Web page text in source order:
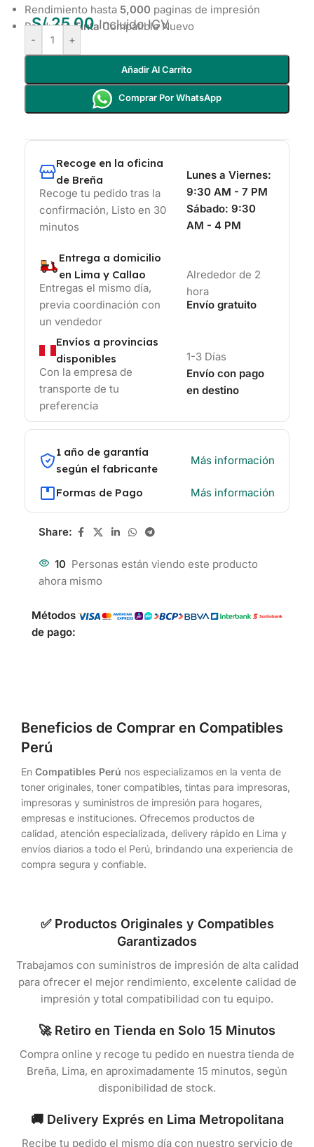
Rendimiento hasta 5,000 paginas de impresión
ProductoTintaCompatible Nuevo
S/25.00 Incluido IGV
- +
Añadir Al Carrito
Comprar Por WhatsApp
Recoge en la oficina
de Breña
Recoge tu pedido tras la
confirmación, Listo en 30
minutos
Lunes a Viernes:
9:30 AM - 7 PM
Sábado: 9:30
AM - 4 PM
Entrega a domicilio
en Lima y Callao
Entregas el mismo día,
previa coordinación con
un vendedor
Alrededor de 2
hora
Envío gratuito
Envíos a provincias
disponibles
Con la empresa de
transporte de tu
preferencia
1-3 Días
Envío con pago
en destino
1 año de garantía
según el fabricante
Más información
Formas de Pago Más información
Share:
10 Personas están viendo este producto
ahora mismo
Métodos
de pago:
Beneficios de Comprar en Compatibles
Perú
En Compatibles Perú nos especializamos en la venta de
toner originales, toner compatibles, tintas para impresoras,
impresoras y suministros de impresión para hogares,
empresas e instituciones. Ofrecemos productos de
calidad, atención especializada, delivery rápido en Lima y
envíos diarios a todo el Perú, brindando una experiencia de
compra segura y confiable.
✅ Productos Originales y Compatibles
Garantizados
Trabajamos con suministros de impresión de alta calidad
para ofrecer el mejor rendimiento, excelente calidad de
impresión y total compatibilidad con tu equipo.
🚀 Retiro en Tienda en Solo 15 Minutos
Compra online y recoge tu pedido en nuestra tienda de
Breña, Lima, en aproximadamente 15 minutos, según
disponibilidad de stock.
🚚 Delivery Exprés en Lima Metropolitana
Recibe tu pedido el mismo día con nuestro servicio de